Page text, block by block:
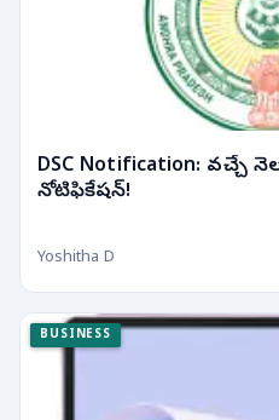
DSC Notification: వచ్చే
నోటిఫికేషన్!
Yoshitha D
BUSINESS